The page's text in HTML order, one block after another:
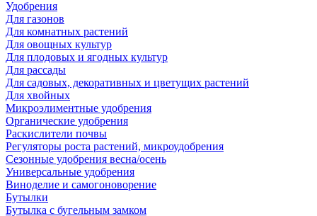
Удобрения
Для газонов
Для комнатных растений
Для овощных культур
Для плодовых и ягодных культур
Для рассады
Для садовых, декоративных и цветущих растений
Для хвойных
Микроэлиментные удобрения
Органические удобрения
Раскислители почвы
Регуляторы роста растений, микроудобрения
Сезонные удобрения весна/осень
Универсальные удобрения
Виноделие и самогоноворение
Бутылки
Бутылка с бугельным замком